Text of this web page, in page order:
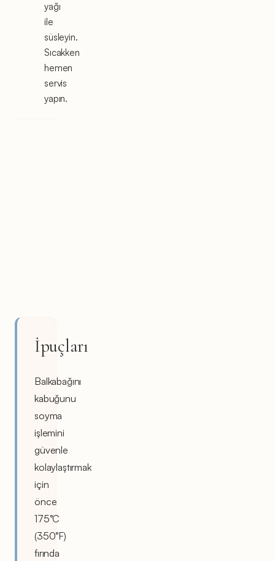
yağı
ile
süsleyin.
Sıcakken
hemen
servis
yapın.
İpuçları
Balkabağını
kabuğunu
soyma
işlemini
güvenle
kolaylaştırmak
için
önce
175°C
(350°F)
fırında